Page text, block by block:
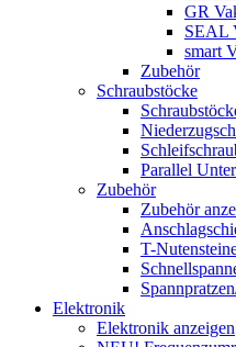
GR
SEAL
smart
Zubehör
Schraubstöcke
Parallel
Zubehör
Zubehör
T-
Elektronik
Elektronik anzeigen